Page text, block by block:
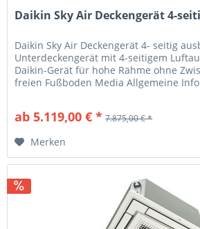
Daikin Sky Air Deckengerät 4-
Daikin Sky Air Deckengerät 4- seitig
Unterdeckengerät mit 4-seitigem
Daikin-Gerät für hohe Rähme ohne
freien Fußboden Media Allgemeine
ab 5.119,00 € * 7.875,00 € *
Merken